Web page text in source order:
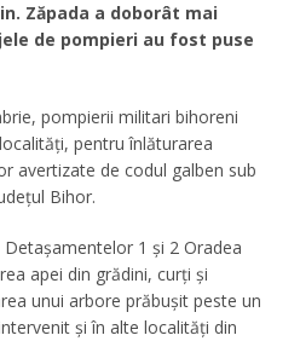
Zăpada a doborât mai
de pompieri au fost puse
pompierii militari bihoreni
pentru înlăturarea
avertizate de codul galben sub
Bihor.
1 și 2 Oradea
apei din grădini, curți și
unui arbore prăbușit peste un
și în alte localități din